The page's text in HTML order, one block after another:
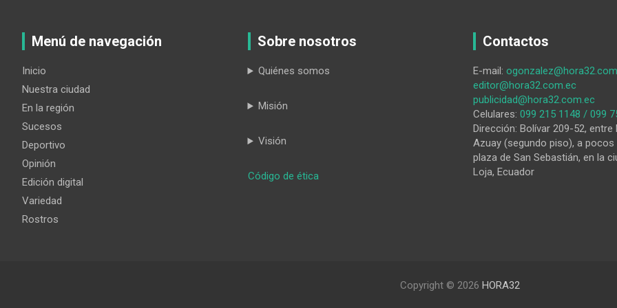
Menú de navegación
Inicio
Nuestra ciudad
En la región
Sucesos
Deportivo
Opinión
Edición digital
Variedad
Rostros
Sobre nosotros
Quiénes somos
Misión
Visión
Código de ética:
Contactos
E-mail:
editor@hora32.com.ec
publicidad@hora32.com.ec
Celulares: 099 215 1148 / 099
Dirección: Bolívar 209-52, entre
Azuay (segundo piso), a
plaza de San Sebastián, en la
Loja, Ecuador
Copyright © 2026 HORA32